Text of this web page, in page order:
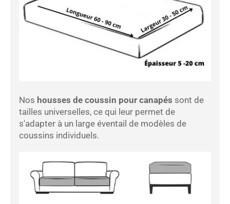
Nos housses de coussin pour canapés sont de
tailles universelles, ce qui leur permet de
s'adapter à un large éventail de modèles de
coussins individuels.